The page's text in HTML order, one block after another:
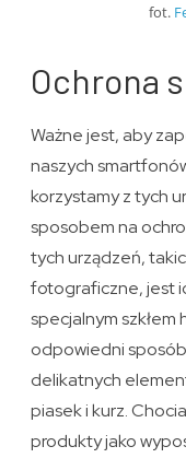
fot.
Ochrona
Ważne jest, aby
naszych
korzystamy z tych
sposobem na
tych urządzeń,
fotograficzne, jest
specjalnym szkłem
odpowiedni
delikatnych
piasek i kurz.
produkty jako